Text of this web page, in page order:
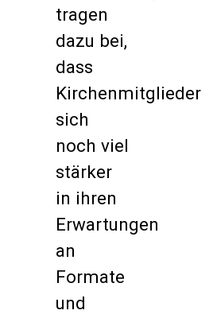
tragen
dazu bei,
dass
Kirchenmitglieder
sich
noch viel
stärker
in ihren
Erwartungen
an
Formate
und